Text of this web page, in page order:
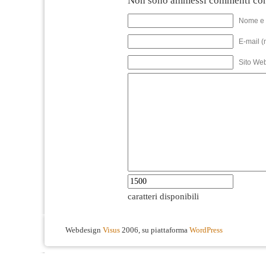
Nome
E-mail
Sito
caratteri disponibili
Webdesign Visus 2006, su piattaforma WordPress